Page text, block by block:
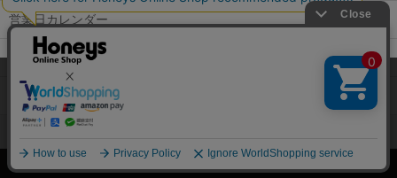
営業日カレンダー
店舗検索
GLOBAL GUIDE（海外からご利用のお客様）
当サイトでは、サイトの利便性向上のため、クッキー(Cookie)を使
用しています。詳しくは「
」をご覧くださ
OK